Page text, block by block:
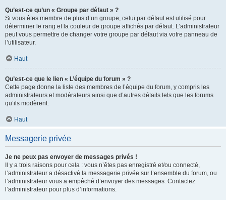
Qu’est-ce qu’un « Groupe par défaut » ?
Si vous êtes membre de plus d’un groupe, celui par défaut est utilisé pour
déterminer le rang et la couleur de groupe affichés par défaut. L’administrateur
peut vous permettre de changer votre groupe par défaut via votre panneau de
l’utilisateur.
Haut
Qu’est-ce que le lien « L’équipe du forum » ?
Cette page donne la liste des membres de l’équipe du forum, y compris les
administrateurs et modérateurs ainsi que d’autres détails tels que les forums
qu’ils modèrent.
Haut
Messagerie privée
Je ne peux pas envoyer de messages privés !
Il y a trois raisons pour cela : vous n’êtes pas enregistré et/ou connecté,
l’administrateur a désactivé la messagerie privée sur l’ensemble du forum, ou
l’administrateur vous a empêché d’envoyer des messages. Contactez
l’administrateur pour plus d’informations.